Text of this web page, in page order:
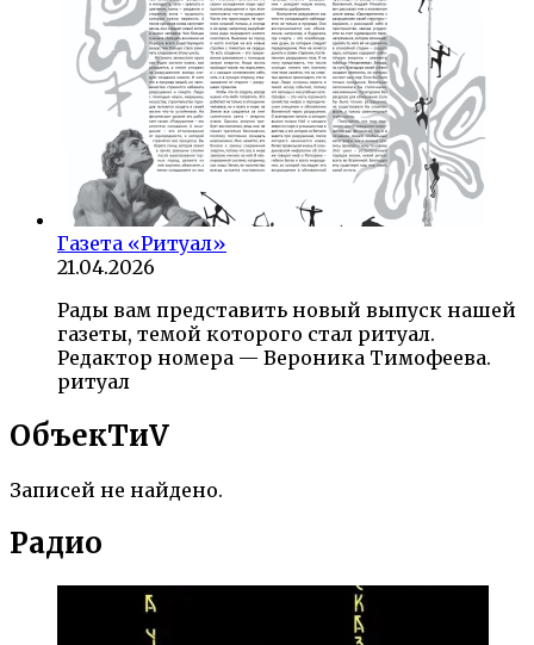
Газета «Ритуал»
21.04.2026
Рады вам представить новый выпуск нашей
газеты, темой которого стал ритуал.
Редактор номера — Вероника Тимофеева.
ритуал
ОбъекTиV
Записей не найдено.
Радио